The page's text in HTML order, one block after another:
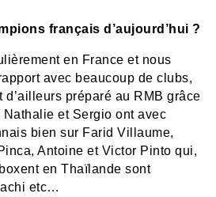
français d’aujourd’hui ?
en France et nous
avec beaucoup de clubs,
d’ailleurs préparé au RMB grâce
et Sergio ont avec
bien sur Farid Villaume,
Antoine et Victor Pinto qui,
en Thaïlande sont
etc…